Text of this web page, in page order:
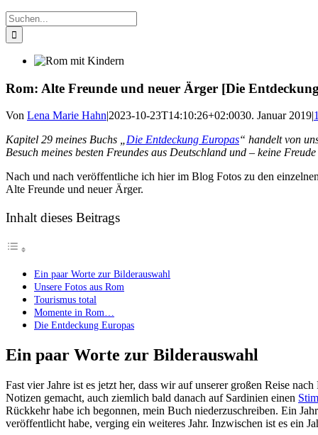
Suche
nach:
Rom: Alte Freunde und neuer Ärger [Die
Von Lena Marie Hahn|2023-10-23T14:10:26+02:0030. Januar 2019|
Kapitel 29 meines Buchs „Die Entdeckung Europas“ handelt von
Besuch meines besten Freundes aus Deutschland und – keine
Nach und nach veröffentliche ich hier im Blog Fotos zu den
Alte Freunde und neuer Ärger.
Inhalt dieses Beitrags
Ein paar Worte zur Bilderauswahl
Unsere Fotos aus Rom
Tourismus total
Momente in Rom…
Die Entdeckung Europas
Ein paar Worte zur Bilderauswahl
Fast vier Jahre ist es jetzt her, dass wir auf unserer großen Reise
Notizen gemacht, auch ziemlich bald danach auf Sardinien einen
Rückkehr habe ich begonnen, mein Buch niederzuschreiben. Ein
veröffentlicht habe, verging ein weiteres Jahr. Inzwischen ist es ein